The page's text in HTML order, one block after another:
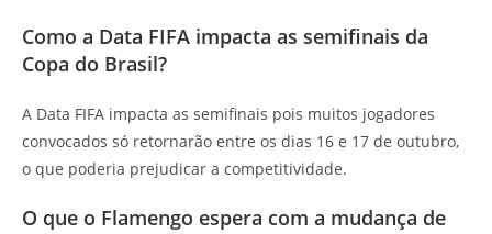
Como a Data FIFA impacta as semifinais da
Copa do Brasil?
A Data FIFA impacta as semifinais pois muitos jogadores
convocados só retornarão entre os dias 16 e 17 de outubro,
o que poderia prejudicar a competitividade.
O que o Flamengo espera com a mudança de